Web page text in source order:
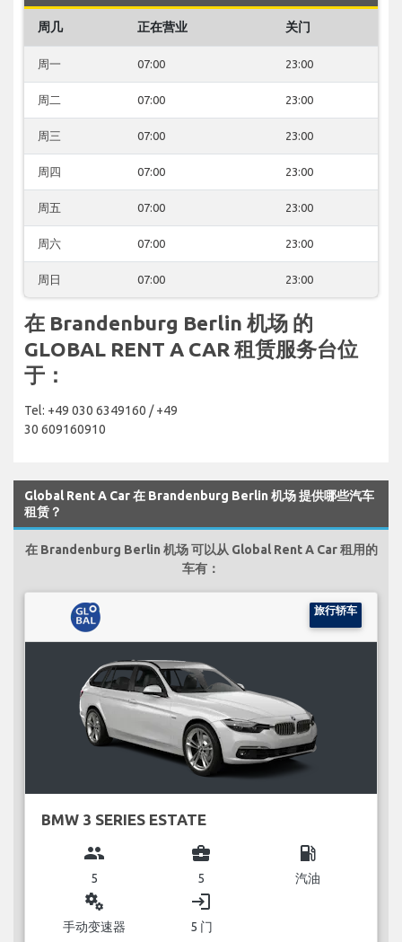
周几 正在营业 关门
周一 07:00 23:00
周二 07:00 23:00
周三 07:00 23:00
周四 07:00 23:00
周五 07:00 23:00
周六 07:00 23:00
周日 07:00 23:00
在 Brandenburg Berlin 机场 的
GLOBAL RENT A CAR 租赁服务台位
于：
Tel: +49 030 6349160 / +49
30 609160910
Global Rent A Car 在 Brandenburg Berlin 机场 提供哪些汽车
租赁？
在 Brandenburg Berlin 机场 可以从 Global Rent A Car 租用的
车有：
旅行轿车
BMW 3 SERIES ESTATE
group
5
business_center
5
local_gas_station
汽油
miscellaneous_services
手动变速器
login
5 门